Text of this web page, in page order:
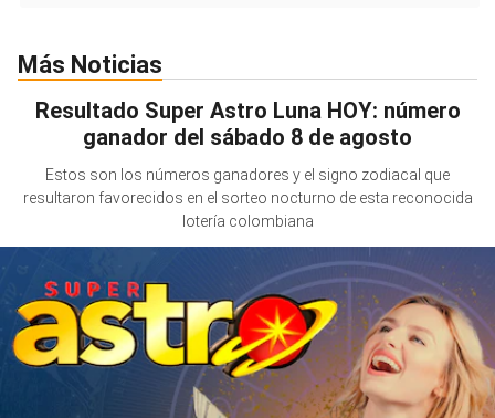
Más Noticias
Resultado Super Astro Luna HOY: número
ganador del sábado 8 de agosto
Estos son los números ganadores y el signo zodiacal que
resultaron favorecidos en el sorteo nocturno de esta reconocida
lotería colombiana